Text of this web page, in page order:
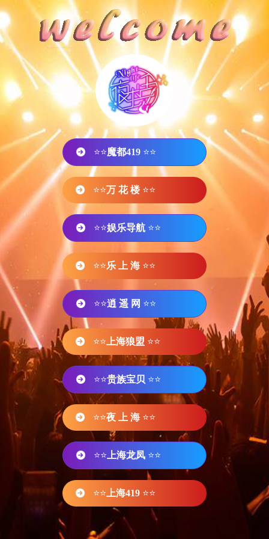
⭐⭐魔都419 ⭐⭐
⭐⭐万 花 楼 ⭐⭐
⭐⭐娱乐导航 ⭐⭐
⭐⭐乐 上 海 ⭐⭐
⭐⭐逍 遥 网 ⭐⭐
⭐⭐ 上海狼盟 ⭐⭐
⭐⭐贵族宝贝 ⭐⭐
⭐⭐夜 上 海 ⭐⭐
⭐⭐ 上海龙凤 ⭐⭐
⭐⭐ 上海419 ⭐⭐